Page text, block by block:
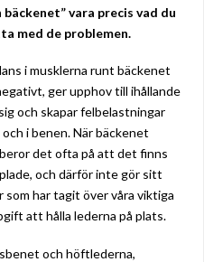
vara precis vad du
med de problemen.
i musklerna runt bäckenet
ger upphov till ihållande
och skapar felbelastningar
i benen. När bäckenet
det ofta på att det finns
och därför inte gör sitt
som har tagit över våra viktiga
att hålla lederna på plats.
och höftlederna,